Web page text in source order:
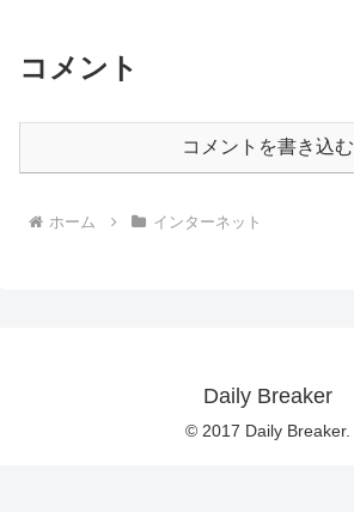
コメント
コメントを書き込む
ホーム インターネット
Daily Breaker
© 2017 Daily Breaker.